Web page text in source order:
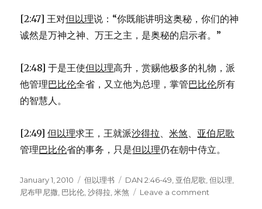
[2:47] 王对但以理说：“你既能讲明这奥秘，你们的神
诚然是万神之神、万王之主，是奥秘的启示者。”
[2:48] 于是王使但以理高升，赏赐他极多的礼物，派
他管理巴比伦全省，又立他为总理，掌管巴比伦所有
的智慧人。
[2:49]但以理求王，王就派沙得拉、米煞、 亚伯尼歌
管理巴比伦省的事务，只是但以理仍在朝中侍立。
Posted
on
January 1, 2010 Categories
但以理书 Tags
DAN 2:46-49 亚伯尼歌 ,但以理
尼布甲尼撒 巴比伦 ,沙得拉 ,米煞 Leave a comment